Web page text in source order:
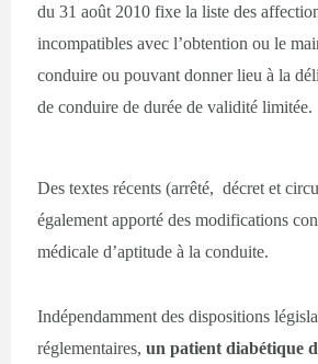
du 31 août 2010 fixe la liste des
incompatibles avec l’obtention ou le
conduire ou pouvant donner lieu à la
de conduire de durée de validité limitée.
Des textes récents (arrêté, décret et
également apporté des modifications
médicale d’aptitude à la conduite.
Indépendamment des dispositions
réglementaires, un patient diabétique